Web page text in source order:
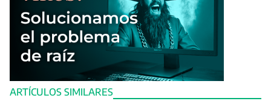
ARTÍCULOS SIMILARES